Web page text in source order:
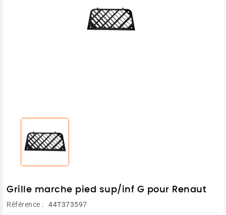
Grille marche pied sup/inf G pour Renaut
Référence : 44T373597